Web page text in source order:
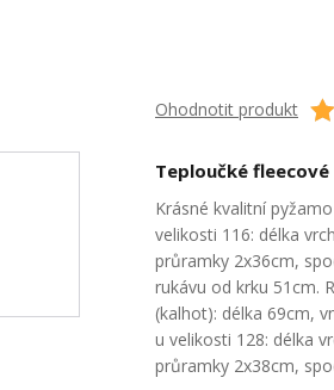
Ohodnotit produkt
Teploučké
Krásné kvalitní
velikosti 116: délka
průramky 2x36cm,
rukávu od krku 51cm.
(kalhot): délka 69cm,
u velikosti 128: délka
průramky 2x38cm,